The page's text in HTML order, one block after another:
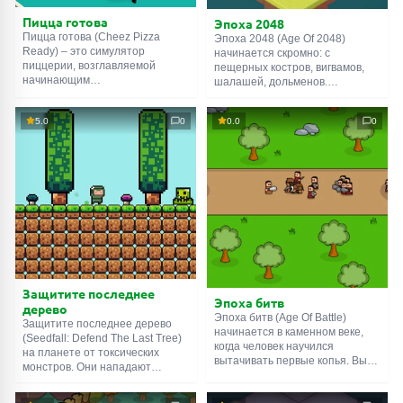
Пицца готова
Пицца готова (Cheez Pizza
Ready) – это симулятор
пиццерии, возглавляемой
начинающим
вами. У игрока есть несколько
сотен долларов, непомерные
амбиции и пустое здание на
примете. Впереди много
работы: ремонт и обустройство
залов, наём работников,
повышение квалификации,
расширение бизнеса и много
чего ещё. Не заскучаете, в
общем.
Эпоха 2048
Эпоха 2048 (Age Of 2048)
начинается скромно: с
пещерных костров, вигвамов,
шалашей, дольменов.
строения, чтобы
усовершенствовать их. Для
этого зажмите ЛКМ и потяните
мышь в нужном направлении.
Когда откроете все здания
текущего периода, начнётся
новая эра. Каменный век
Античность – Средневековьем и
т.д.
5.0 0
Защитите последнее
дерево
Защитите последнее дерево
(Seedfall: Defend The Last Tree)
на планете от токсических
монстров. Они нападают
пути. Чтобы их остановить, вам
0.0 0
Эпоха битв
Эпоха битв (Age Of Battle)
начинается в каменном веке,
когда человек научился
вытачивать первые копья. Вы